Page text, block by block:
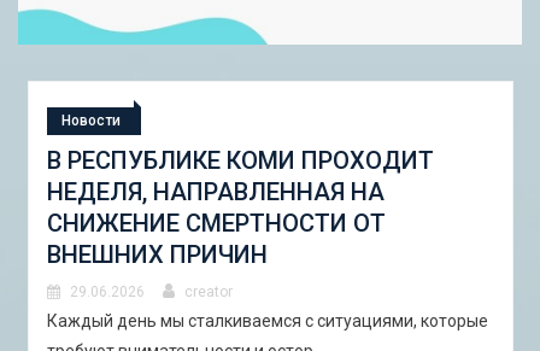
Новости
СТУДЕНЧЕСКАЯ ЭКСПЕДИЦИЯ
«ШКОЛА ГОРОДСКИХ ИЗМЕНЕНИЙ:
ГОРОДСКОЙ НАБОР ИНСТРУМЕНТОВ
И ПИЛОТНЫЕ ПРОЕКТЫ ДЛЯ
АСТРАХАНИ»
29.06.2026 creator